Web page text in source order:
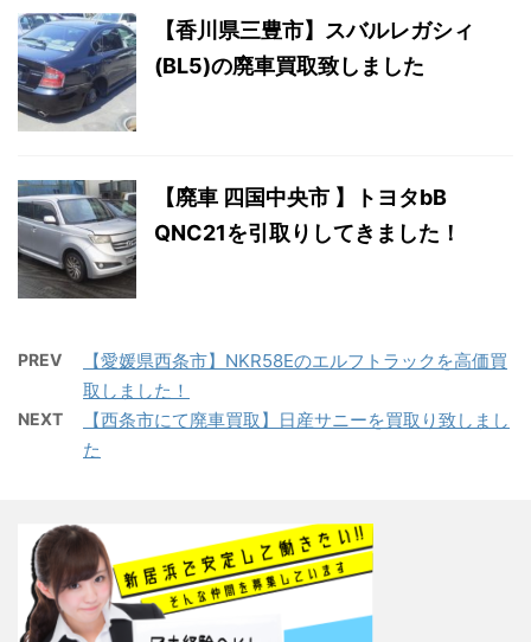
【香川県三豊市】スバルレガシィ
(BL5)の廃車買取致しました
【廃車 四国中央市 】トヨタbB
QNC21を引取りしてきました！
PREV
【愛媛県西条市】NKR58Eのエルフトラックを高価買
取しました！
NEXT
【西条市にて廃車買取】日産サニーを買取り致しまし
た